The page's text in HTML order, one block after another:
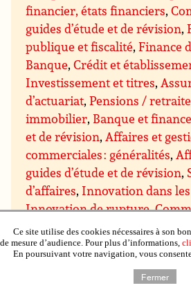
financier, états financiers,
guides d’étude et de révision,
publique et fiscalité,Finance
Banque,Crédit et
Investissement et titres,
d’actuariat,Pensions / retraite
immobilier, Banque et
et de révision,Affaires et
commerciales : généralités,
guides d’étude et de révision,
d’affaires, Innovation dans
Innovation de rupture,
électronique : aspects des
Concurrence dans les affaires
les affaires et responsabilité
Affaires et
Ce site utilise des cookies nécessaires à son
de mesure d’audience. Pour plus d’informations,
En poursuivant votre navigation, vous
Fermer